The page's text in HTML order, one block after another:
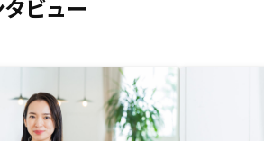
ビュー